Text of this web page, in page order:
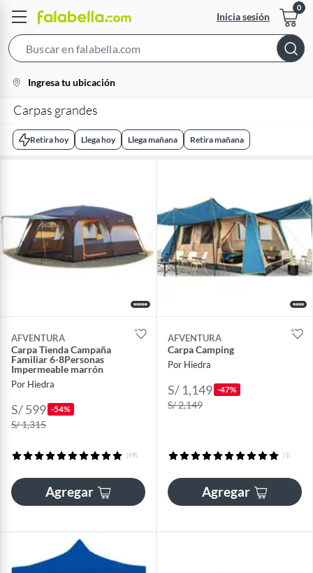
Inicia sesión
Bar
location-
icon
Ingresa tu ubicación
Carpas grandes
Retira hoy Llega hoy Llega mañana Retira mañana
AFVENTURA
Carpa Tienda Campaña
Familiar 6-8Personas
Impermeable marrón
Por Hiedra
S/ 599 -54%
S/ 1,315
(69)
Agregar
AFVENTURA
Carpa Camping
Por Hiedra
S/ 1,149 -47%
S/ 2,149
(1)
Agregar